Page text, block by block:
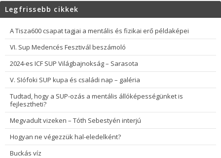
Legfrissebb cikkek
A Tisza600 csapat tagjai a mentális és fizikai erő példaképei
VI. Sup Medencés Fesztivál beszámoló
2024-es ICF SUP Világbajnokság – Sarasota
V. SIófoki SUP kupa és családi nap – galéria
Tudtad, hogy a SUP-ozás a mentális állóképességünket is
fejlesztheti?
Megvadult vizeken – Tóth Sebestyén interjú
Hogyan ne végezzük hal-eledelként?
Buckás víz